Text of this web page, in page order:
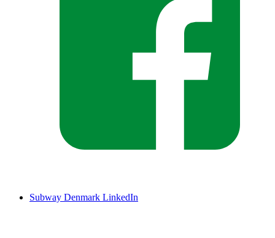
Subway Denmark LinkedIn